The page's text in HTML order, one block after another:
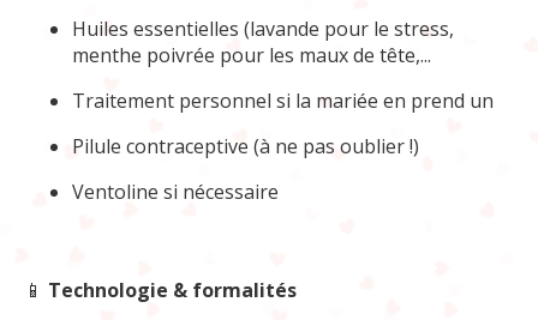
Huiles essentielles (lavande pour le stress,
menthe poivrée pour les maux de tête,...
Traitement personnel si la mariée en prend un
Pilule contraceptive (à ne pas oublier !)
Ventoline si nécessaire
📱 Technologie & formalités